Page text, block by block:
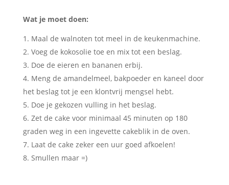
Wat je moet doen:
Maal de walnoten tot meel in de keukenmachine.
Voeg de kokosolie toe en mix tot een beslag.
Doe de eieren en bananen erbij.
Meng de amandelmeel, bakpoeder en kaneel door
het beslag tot je een klontvrij mengsel hebt.
Doe je gekozen vulling in het beslag.
Zet de cake voor minimaal 45 minuten op 180
graden weg in een ingevette cakeblik in de oven.
Laat de cake zeker een uur goed afkoelen!
Smullen maar =)